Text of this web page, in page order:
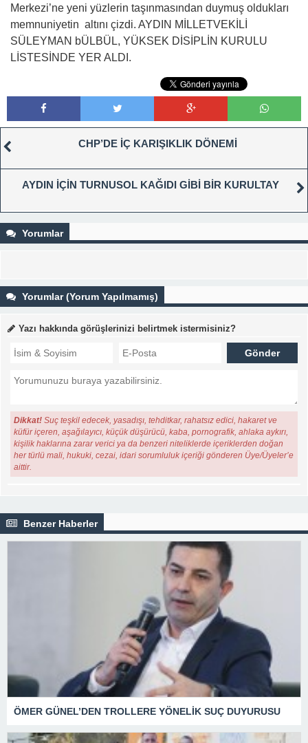
Merkezi’ne yeni yüzlerin taşınmasından duymuş oldukları
memnuniyetin altını çizdi. AYDIN MİLLETVEKİLİ
SÜLEYMAN bÜLBÜL, YÜKSEK DİSİPLİN KURULU
LİSTESİNDE YER ALDI.
CHP’DE İÇ KARIŞIKLIK DÖNEMİ
AYDIN İÇİN TURNUSOL KAĞIDI GİBİ BİR KURULTAY
Yorumlar
Yorumlar (Yorum Yapılmamış)
Yazı hakkında görüşlerinizi belirtmek istermisiniz?
Dikkat! Suç teşkil edecek, yasadışı, tehditkar, rahatsız edici, hakaret ve
küfür içeren, aşağılayıcı, küçük düşürücü, kaba, pornografik, ahlaka aykırı,
kişilik haklarına zarar verici ya da benzeri niteliklerde içeriklerden doğan
her türlü mali, hukuki, cezai, idari sorumluluk içeriği gönderen Üye/Üyeler’e
aittir.
Benzer Haberler
ÖMER GÜNEL’DEN TROLLERE YÖNELİK SUÇ DUYURUSU